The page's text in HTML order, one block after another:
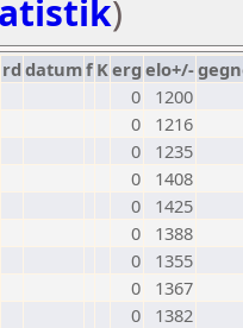
)
rd datumf Kerg elo+/-
0
1200
0
1216
0
1235
0
1408
0
1425
0
1388
0
1355
0
1367
0
1382